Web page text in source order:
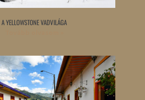
A YELLOWSTONE VADVILÁGA